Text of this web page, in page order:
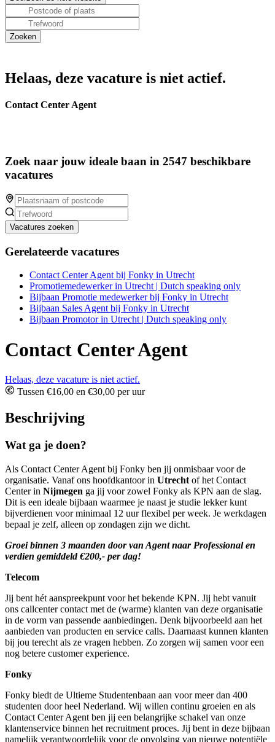
Helaas, deze vacature is niet actief.
Contact Center Agent
Zoek naar jouw ideale baan in 2547 beschikbare
vacatures
Vacatures zoeken
Gerelateerde vacatures
Contact Center Agent bij Fonky in Utrecht
Promotiemedewerker in Utrecht | Dutch speaking only
Bijbaan Promotie medewerker bij Fonky in Utrecht
Bijbaan Sales Agent bij Fonky in Utrecht
Bijbaan Promotor in Utrecht | Dutch speaking only
Contact Center Agent
Helaas, deze vacature is niet actief.
Tussen €16,00 en €30,00 per uur
Beschrijving
Wat ga je doen?
Als Contact Center Agent bij Fonky ben jij onmisbaar voor de
organisatie. Vanaf ons hoofdkantoor in Utrecht of het Contact
Center in Nijmegen ga jij voor zowel Fonky als KPN aan de slag.
Dit is een ideale bijbaan waarmee je naast je studie lekker kunt
bijverdienen voor minimaal 12 uur flexibel per week. Je werkdagen
bepaal je zelf, alleen op zondagen zijn we dicht.
Groei binnen 3 maanden door van Agent naar Professional en
verdien gemiddeld €200,- per dag!
Telecom
Jij bent hét aanspreekpunt voor het bekende KPN. Jij hebt vanuit
ons callcenter contact met de (warme) klanten van deze organisatie
in de vorm van passende aanbiedingen. Denk bijvoorbeeld aan het
aanbieden van producten en service calls. Daarnaast kunnen klanten
bij jou terecht als ze vragen hebben. Zo zorgen wij samen voor een
nog betere customer experience.
Fonky
Fonky biedt de Ultieme Studentenbaan aan voor meer dan 400
studenten door heel Nederland. Wij willen continu groeien en als
Contact Center Agent ben jij een belangrijke schakel van onze
klantenservice binnen het recruitment proces. Jij bent in deze bijbaan
namelijk verantwoordelijk voor de opvolging van nieuwe potentiële